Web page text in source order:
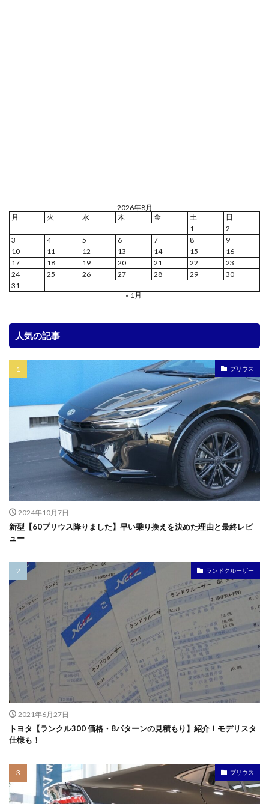
2026年8月
月
火 水 木 金 土
日
1
2
3
4 5 6 7 8
9
10
11 12 13 14 15
16
17
18 19 20 21 22
23
24
25 26 27 28 29
30
31
« 1月
人気の記事
プリウス
2024年10月7日
新型【60プリウス降りました】早い乗り換えを決めた理由と最終レビ
ュー
ランドクルーザー
2021年6月27日
トヨタ【ランクル300 価格・8パターンの見積もり】紹介！モデリスタ
仕様も！
プリウス